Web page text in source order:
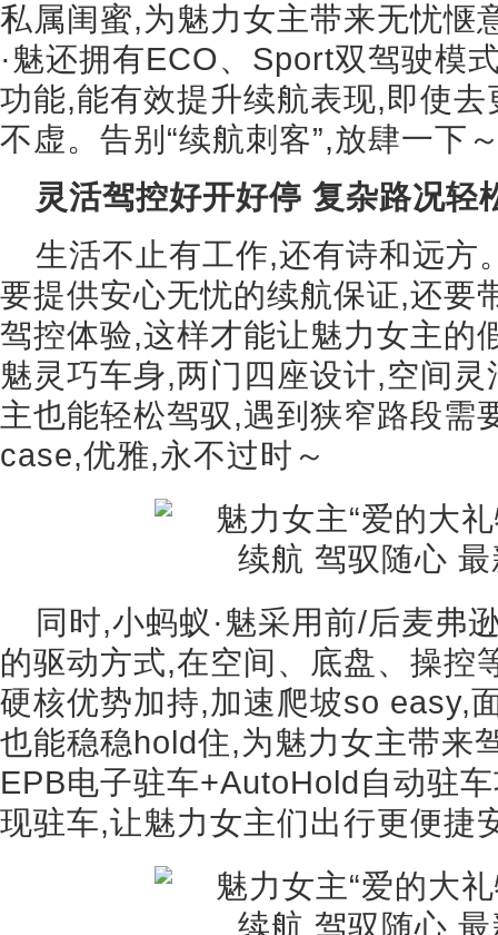
私属闺蜜,为魅力女主带来无忧惬
·魅还拥有ECO、Sport双驾驶模
功能,能有效提升续航表现,即使
不虚。告别“续航刺客”,放肆一下
灵活驾控好开好停 复杂路况轻
生活不止有工作,还有诗和远方
要提供安心无忧的续航保证,还要
驾控体验,这样才能让魅力女主的
魅灵巧车身,两门四座设计,空间
主也能轻松驾驭,遇到狭窄路段需
case,优雅,永不过时～
同时,小蚂蚁·魅采用前/后麦弗
的驱动方式,在空间、底盘、操控
硬核优势加持,加速爬坡so easy,
也能稳稳hold住,为魅力女主带来
EPB电子驻车+AutoHold自动驻
现驻车,让魅力女主们出行更便捷